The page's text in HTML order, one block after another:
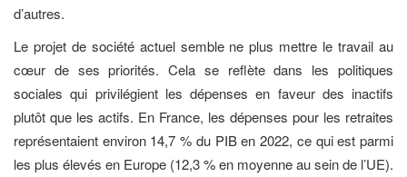
d’autres.
Le projet de société actuel semble ne plus mettre le travail au
cœur de ses priorités. Cela se reflète dans les politiques
sociales qui privilégient les dépenses en faveur des inactifs
plutôt que les actifs. En France, les dépenses pour les retraites
représentaient environ 14,7 % du PIB en 2022, ce qui est parmi
les plus élevés en Europe (12,3 % en moyenne au sein de l’UE).